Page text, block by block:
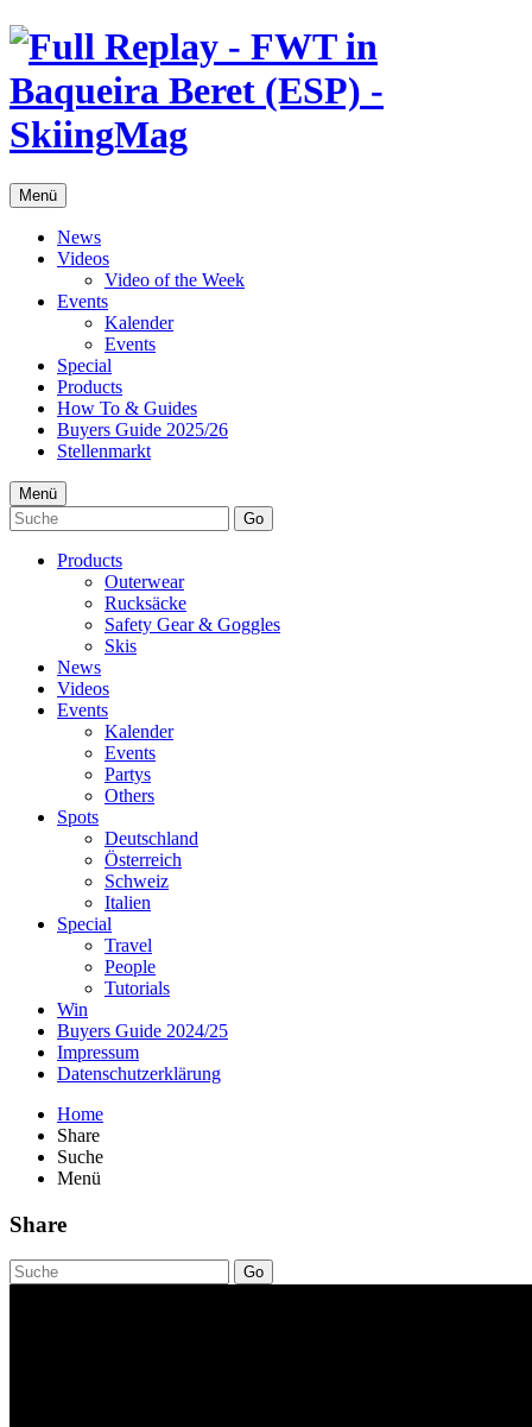
Menü
News
Videos
Video of the Week
Events
Kalender
Events
Special
Products
How To & Guides
Buyers Guide 2025/26
Stellenmarkt
Menü
Go
Products
Outerwear
Rucksäcke
Safety Gear & Goggles
Skis
News
Videos
Events
Kalender
Events
Partys
Others
Spots
Deutschland
Österreich
Schweiz
Italien
Special
Travel
People
Tutorials
Win
Buyers Guide 2024/25
Impressum
Datenschutzerklärung
Home
Share
Suche
Menü
Share
Go